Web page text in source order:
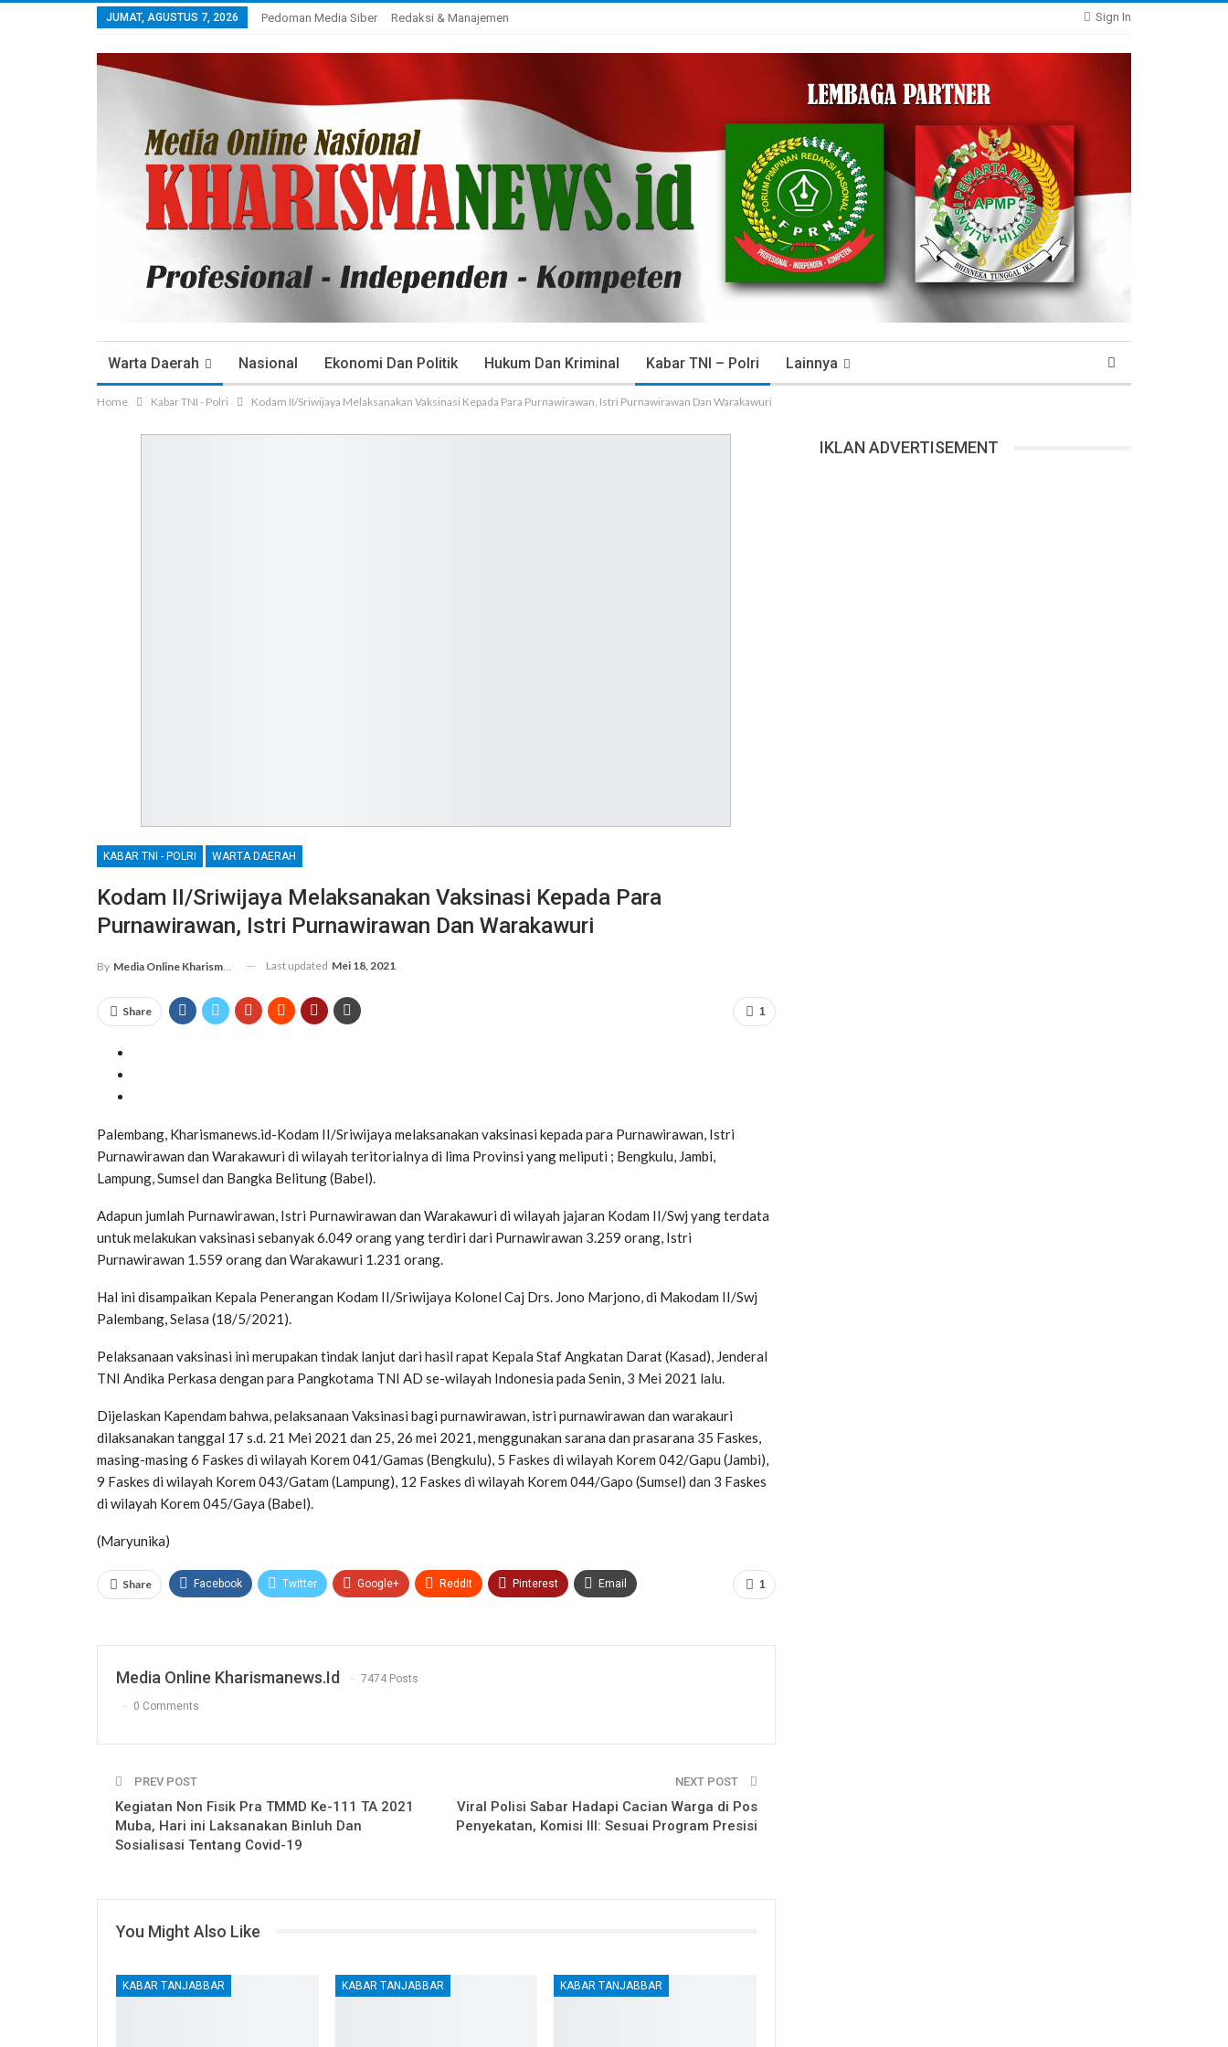
Sign In
JUMAT, AGUSTUS 7, 2026 Pedoman Media Siber Redaksi & Manajemen
Warta Daerah Nasional Ekonomi Dan Politik Hukum Dan Kriminal Kabar TNI – Polri Lainnya
Home Kabar TNI - Polri Kodam II/Sriwijaya Melaksanakan Vaksinasi Kepada Para Purnawirawan, Istri Purnawirawan Dan Warakawuri
KABAR TNI - POLRI WARTA DAERAH
Kodam II/Sriwijaya Melaksanakan Vaksinasi Kepada Para
Purnawirawan, Istri Purnawirawan Dan Warakawuri
By Media Online Kharismanews.id Last updated Mei 18, 2021
1
Share
Palembang, Kharismanews.id-Kodam II/Sriwijaya melaksanakan vaksinasi kepada para Purnawirawan, Istri
Purnawirawan dan Warakawuri di wilayah teritorialnya di lima Provinsi yang meliputi ; Bengkulu, Jambi,
Lampung, Sumsel dan Bangka Belitung (Babel).
Adapun jumlah Purnawirawan, Istri Purnawirawan dan Warakawuri di wilayah jajaran Kodam II/Swj yang terdata
untuk melakukan vaksinasi sebanyak 6.049 orang yang terdiri dari Purnawirawan 3.259 orang, Istri
Purnawirawan 1.559 orang dan Warakawuri 1.231 orang.
Hal ini disampaikan Kepala Penerangan Kodam II/Sriwijaya Kolonel Caj Drs. Jono Marjono, di Makodam II/Swj
Palembang, Selasa (18/5/2021).
Pelaksanaan vaksinasi ini merupakan tindak lanjut dari hasil rapat Kepala Staf Angkatan Darat (Kasad), Jenderal
TNI Andika Perkasa dengan para Pangkotama TNI AD se-wilayah Indonesia pada Senin, 3 Mei 2021 lalu.
Dijelaskan Kapendam bahwa, pelaksanaan Vaksinasi bagi purnawirawan, istri purnawirawan dan warakauri
dilaksanakan tanggal 17 s.d. 21 Mei 2021 dan 25, 26 mei 2021, menggunakan sarana dan prasarana 35 Faskes,
masing-masing 6 Faskes di wilayah Korem 041/Gamas (Bengkulu), 5 Faskes di wilayah Korem 042/Gapu (Jambi),
9 Faskes di wilayah Korem 043/Gatam (Lampung), 12 Faskes di wilayah Korem 044/Gapo (Sumsel) dan 3 Faskes
di wilayah Korem 045/Gaya (Babel).
(Maryunika)
1
Share Facebook Twitter Google+ ReddIt Pinterest Email
Media Online Kharismanews.id 7474 Posts
0 Comments
PREV POST
Kegiatan Non Fisik Pra TMMD Ke-111 TA 2021
Muba, Hari ini Laksanakan Binluh Dan
Sosialisasi Tentang Covid-19
NEXT POST
Viral Polisi Sabar Hadapi Cacian Warga di Pos
Penyekatan, Komisi III: Sesuai Program Presisi
You Might Also Like
KABAR TANJABBAR KABAR TANJABBAR KABAR TANJABBAR
IKLAN ADVERTISEMENT